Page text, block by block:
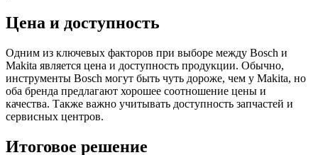
Цена и доступность
Одним из ключевых факторов при выборе между Bosch и
Makita является цена и доступность продукции. Обычно,
инструменты Bosch могут быть чуть дороже, чем у Makita, но
оба бренда предлагают хорошее соотношение цены и
качества. Также важно учитывать доступность запчастей и
сервисных центров.
Итоговое решение